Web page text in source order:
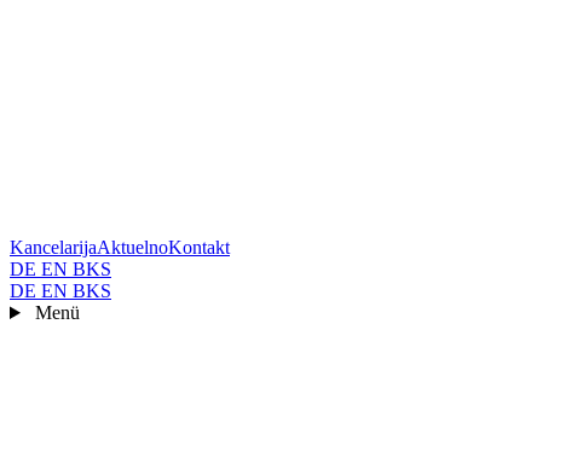
KancelarijaAktuelnoKontakt
DE EN BKS
DE EN BKS
Menü